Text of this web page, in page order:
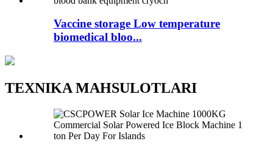
Vaccine storage Low temperature
biomedical bloo...
TEXNIKA MAHSULOTLARI